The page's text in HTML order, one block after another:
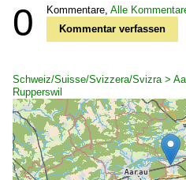
0 Kommentare, Alle
Kommentar verfassen
Schweiz/Suisse/Svizzera/Svizra >
Rupperswil